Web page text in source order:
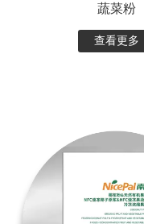
蔬菜粉
查看更多